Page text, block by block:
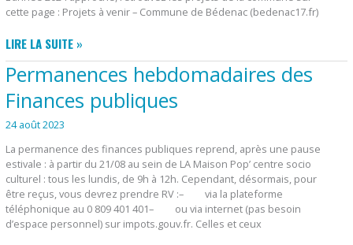
cette page : Projets à venir – Commune de Bédenac (bedenac17.fr)
LES
NOUVEAUX
PROJETS
DE
LA
COMMUNE
LIRE LA SUITE »
Permanences hebdomadaires des
Finances publiques
24 août 2023
La permanence des finances publiques reprend, après une pause
estivale : à partir du 21/08 au sein de LA Maison Pop’ centre socio
culturel : tous les lundis, de 9h à 12h. Cependant, désormais, pour
être reçus, vous devrez prendre RV :– via la plateforme
téléphonique au 0 809 401 401– ou via internet (pas besoin
d’espace personnel) sur impots.gouv.fr. Celles et ceux